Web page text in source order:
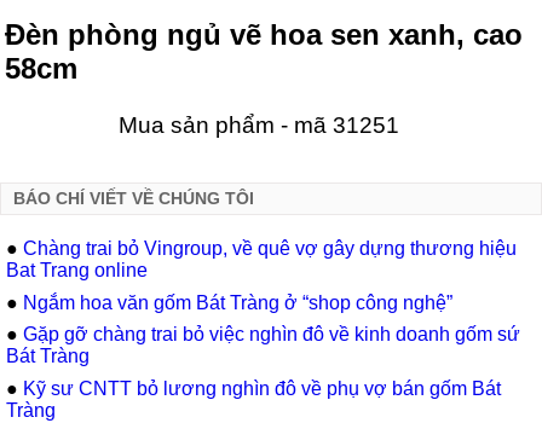
Đèn phòng ngủ vẽ hoa sen xanh, cao
58cm
Mua sản phẩm - mã 31251
BÁO CHÍ VIẾT VỀ CHÚNG TÔI
● Chàng trai bỏ Vingroup, về quê vợ gây dựng thương hiệu
Bat Trang online
● Ngắm hoa văn gốm Bát Tràng ở “shop công nghệ”
● Gặp gỡ chàng trai bỏ việc nghìn đô về kinh doanh gốm sứ
Bát Tràng
● Kỹ sư CNTT bỏ lương nghìn đô về phụ vợ bán gốm Bát
Tràng